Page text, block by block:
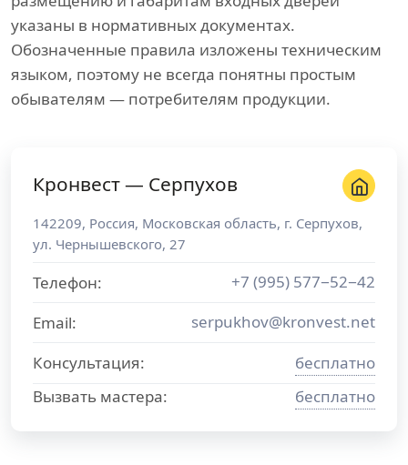
указаны в нормативных документах.
Обозначенные правила изложены техническим
языком, поэтому не всегда понятны простым
обывателям — потребителям продукции.
Кронвест — Серпухов
142209, Россия, Московская область, г. Серпухов,
ул. Чернышевского, 27
Телефон:
+7 (995) 577−52−42
Email:
serpukhov@kronvest.net
Консультация:
бесплатно
Вызвать мастера:
бесплатно